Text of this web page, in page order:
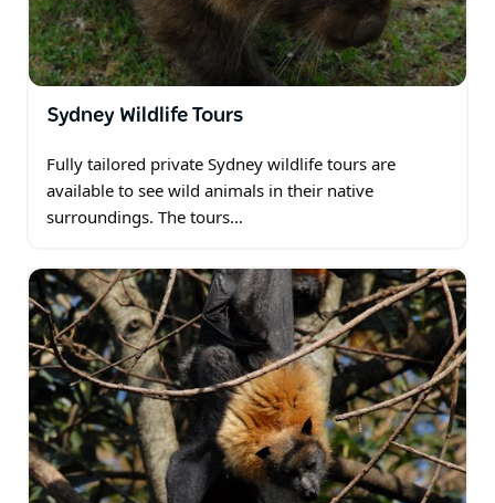
Sydney Wildlife Tours
Fully tailored private Sydney wildlife tours are
available to see wild animals in their native
surroundings. The tours…